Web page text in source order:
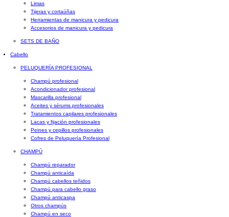
Limas
Tijeras y cortaúñas
Herramientas de manicura y pedicura
Accesorios de manicura y pedicura
SETS DE BAÑO
Cabello
PELUQUERÍA PROFESIONAL
Champú profesional
Acondicionador profesional
Mascarilla profesional
Aceites y sérums profesionales
Tratamientos capilares profesionales
Lacas y fijación profesionales
Peines y cepillos profesionales
Cofres de Peluquería Profesional
CHAMPÚ
Champú reparador
Champú anticaída
Champú cabellos teñidos
Champú para cabello graso
Champú anticaspa
Otros champús
Champú en seco